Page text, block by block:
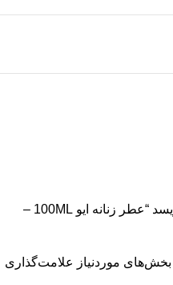
اولین کسی باشید که دیدگاهی می نویسد “عطر زنانه ایو 100ML –
بخش‌های موردنیاز علامت‌گذاری